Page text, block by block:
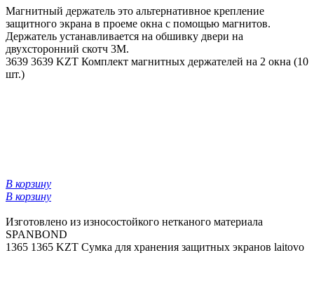
Магнитный держатель это альтернативное крепление
защитного экрана в проеме окна с помощью магнитов.
Держатель устанавливается на обшивку двери на
двухсторонний скотч 3М.
3639 3639 KZT Комплект магнитных держателей на 2 окна (10
шт.)
В корзину
В корзину
Изготовлено из износостойкого нетканого материала
SPANBOND
1365 1365 KZT Сумка для хранения защитных экранов laitovo